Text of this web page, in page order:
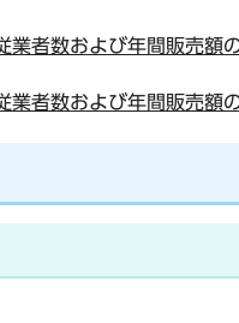
者数および年間販売額
者数および年間販売額